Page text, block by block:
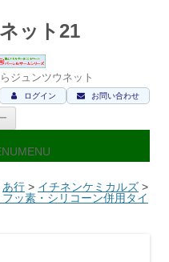
ット21
ジュンツウネット
お問い合わせ
ログイン
ン
ツ
ス
キ
ッ
MENU
あ行 > イチネンケミカルズ >
ッ素・シリコーン併用タイ